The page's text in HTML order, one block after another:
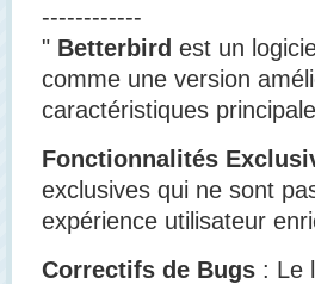
------------
" Betterbird est un
comme une version
caractéristiques
Fonctionnalités
exclusives qui ne sont
expérience utilisateur
Correctifs de Bugs : Le